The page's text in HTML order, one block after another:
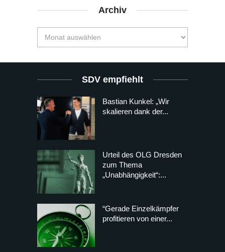
Archiv
SDV empfiehlt
Bastian Kunkel: „Wir
skalieren dank der...
Urteil des OLG Dresden
zum Thema
„Unabhängigkeit“:...
“Gerade Einzelkämpfer
profitieren von einer...